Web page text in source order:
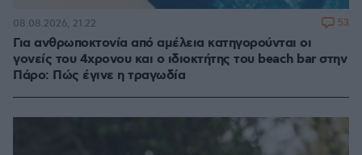
Για ανθρωποκτονία από αμέλεια κατηγορούνται οι
γονείς του 4χρονου και ο ιδιοκτήτης του beach bar στην
Πάρο: Πώς έγινε η τραγωδία
08.08.2026, 21:22 53